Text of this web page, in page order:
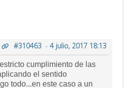
#310463- 4 julio, 2017 18:13
cumplimiento de las
el sentido
todo...en este caso a un